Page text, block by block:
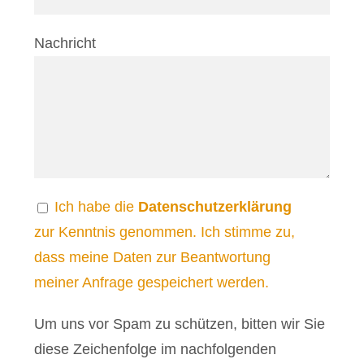
Nachricht
Ich habe die Datenschutzerklärung
zur Kenntnis genommen. Ich stimme zu,
dass meine Daten zur Beantwortung
meiner Anfrage gespeichert werden.
Um uns vor Spam zu schützen, bitten wir Sie
diese Zeichenfolge im nachfolgenden